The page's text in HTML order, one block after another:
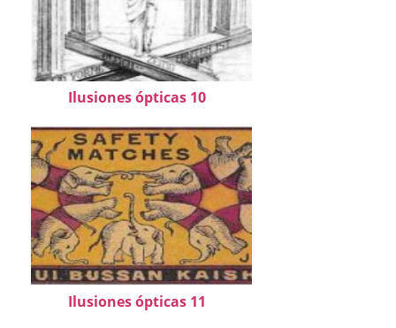
Ilusiones ópticas 10
Ilusiones ópticas 11